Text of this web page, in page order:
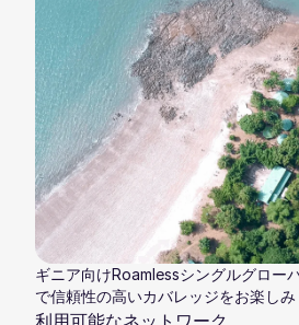
ギニア向けRoamlessシングルグロー
で信頼性の高いカバレッジをお楽しみ
利用可能なネットワーク